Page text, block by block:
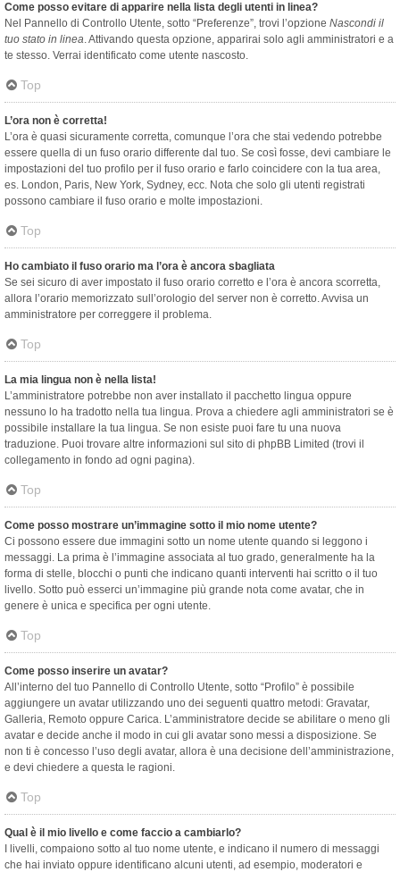
Come posso evitare di apparire nella lista degli utenti in linea?
Nel Pannello di Controllo Utente, sotto “Preferenze”, trovi l’opzione Nascondi il
tuo stato in linea. Attivando questa opzione, apparirai solo agli amministratori e a
te stesso. Verrai identificato come utente nascosto.
Top
L’ora non è corretta!
L’ora è quasi sicuramente corretta, comunque l’ora che stai vedendo potrebbe
essere quella di un fuso orario differente dal tuo. Se così fosse, devi cambiare le
impostazioni del tuo profilo per il fuso orario e farlo coincidere con la tua area,
es. London, Paris, New York, Sydney, ecc. Nota che solo gli utenti registrati
possono cambiare il fuso orario e molte impostazioni.
Top
Ho cambiato il fuso orario ma l’ora è ancora sbagliata
Se sei sicuro di aver impostato il fuso orario corretto e l’ora è ancora scorretta,
allora l’orario memorizzato sull’orologio del server non è corretto. Avvisa un
amministratore per correggere il problema.
Top
La mia lingua non è nella lista!
L’amministratore potrebbe non aver installato il pacchetto lingua oppure
nessuno lo ha tradotto nella tua lingua. Prova a chiedere agli amministratori se è
possibile installare la tua lingua. Se non esiste puoi fare tu una nuova
traduzione. Puoi trovare altre informazioni sul sito di phpBB Limited (trovi il
collegamento in fondo ad ogni pagina).
Top
Come posso mostrare un’immagine sotto il mio nome utente?
Ci possono essere due immagini sotto un nome utente quando si leggono i
messaggi. La prima è l’immagine associata al tuo grado, generalmente ha la
forma di stelle, blocchi o punti che indicano quanti interventi hai scritto o il tuo
livello. Sotto può esserci un’immagine più grande nota come avatar, che in
genere è unica e specifica per ogni utente.
Top
Come posso inserire un avatar?
All’interno del tuo Pannello di Controllo Utente, sotto “Profilo” è possibile
aggiungere un avatar utilizzando uno dei seguenti quattro metodi: Gravatar,
Galleria, Remoto oppure Carica. L’amministratore decide se abilitare o meno gli
avatar e decide anche il modo in cui gli avatar sono messi a disposizione. Se
non ti è concesso l’uso degli avatar, allora è una decisione dell’amministrazione,
e devi chiedere a questa le ragioni.
Top
Qual è il mio livello e come faccio a cambiarlo?
I livelli, compaiono sotto al tuo nome utente, e indicano il numero di messaggi
che hai inviato oppure identificano alcuni utenti, ad esempio, moderatori e